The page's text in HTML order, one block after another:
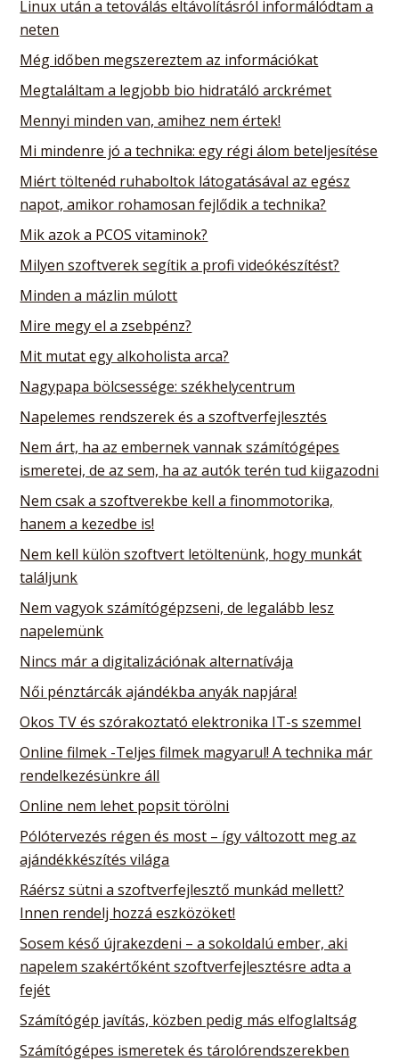
Linux után a tetoválás eltávolításról informálódtam a
neten
Még időben megszereztem az információkat
Megtaláltam a legjobb bio hidratáló arckrémet
Mennyi minden van, amihez nem értek!
Mi mindenre jó a technika: egy régi álom beteljesítése
Miért töltenéd ruhaboltok látogatásával az egész
napot, amikor rohamosan fejlődik a technika?
Mik azok a PCOS vitaminok?
Milyen szoftverek segítik a profi videókészítést?
Minden a mázlin múlott
Mire megy el a zsebpénz?
Mit mutat egy alkoholista arca?
Nagypapa bölcsessége: székhelycentrum
Napelemes rendszerek és a szoftverfejlesztés
Nem árt, ha az embernek vannak számítógépes
ismeretei, de az sem, ha az autók terén tud kiigazodni
Nem csak a szoftverekbe kell a finommotorika,
hanem a kezedbe is!
Nem kell külön szoftvert letöltenünk, hogy munkát
találjunk
Nem vagyok számítógépzseni, de legalább lesz
napelemünk
Nincs már a digitalizációnak alternatívája
Női pénztárcák ajándékba anyák napjára!
Okos TV és szórakoztató elektronika IT-s szemmel
Online filmek -Teljes filmek magyarul! A technika már
rendelkezésünkre áll
Online nem lehet popsit törölni
Pólótervezés régen és most – így változott meg az
ajándékkészítés világa
Ráérsz sütni a szoftverfejlesztő munkád mellett?
Innen rendelj hozzá eszközöket!
Sosem késő újrakezdeni – a sokoldalú ember, aki
napelem szakértőként szoftverfejlesztésre adta a
fejét
Számítógép javítás, közben pedig más elfoglaltság
Számítógépes ismeretek és tárolórendszerekben